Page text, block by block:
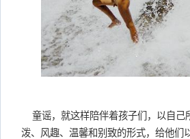
童谣，就这样陪伴着孩子们，以自己
泼、风趣、温馨和别致的形式，给他们